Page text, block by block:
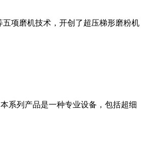
项磨机技术，开创了超压梯形磨粉机
系列产品是一种专业设备，包括超细